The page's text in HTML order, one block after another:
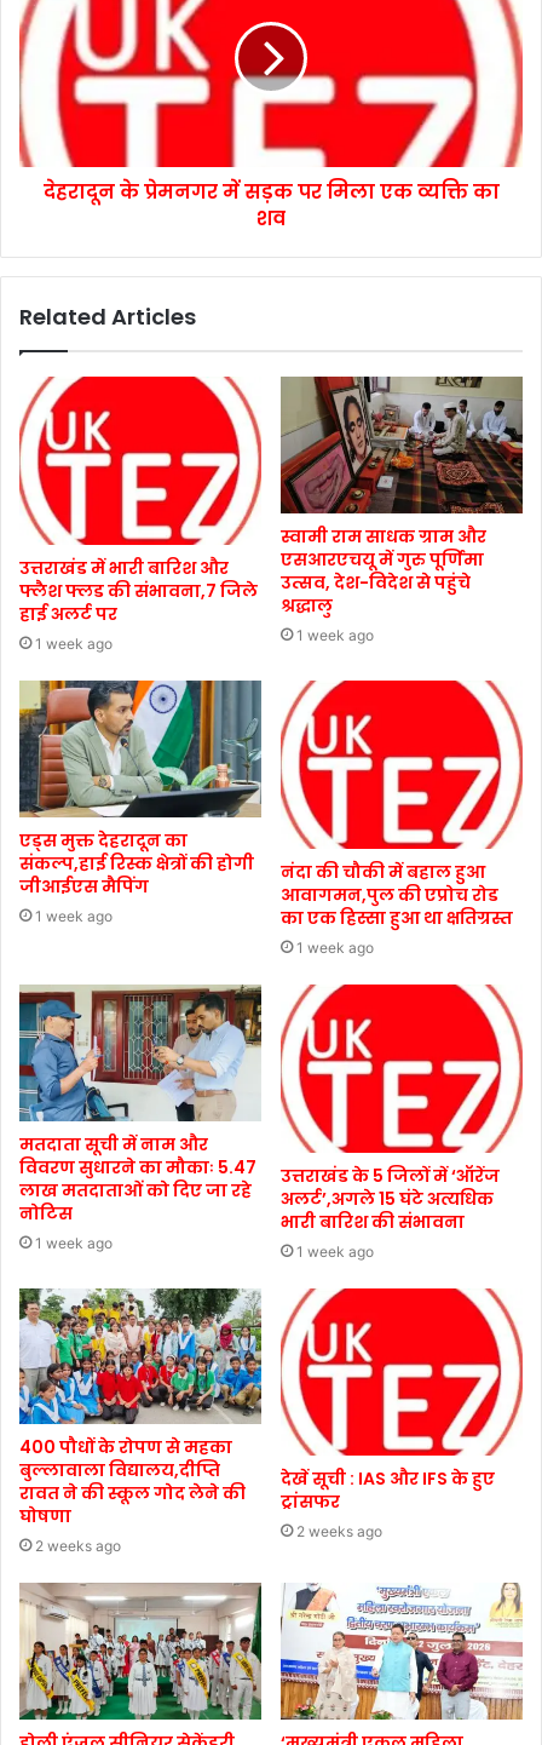
देहरादून के प्रेमनगर में सड़क पर मिला एक व्यक्ति का
शव
Related Articles
उत्तराखंड में भारी बारिश और
फ्लैश फ्लड की संभावना,7 जिले
हाई अलर्ट पर
1 week ago
स्वामी राम साधक ग्राम और
एसआरएचयू में गुरु पूर्णिमा
उत्सव, देश-विदेश से पहुंचे
श्रद्धालु
1 week ago
एड्स मुक्त देहरादून का
संकल्प,हाई रिस्क क्षेत्रों की होगी
जीआईएस मैपिंग
1 week ago
नंदा की चौकी में बहाल हुआ
आवागमन,पुल की एप्रोच रोड
का एक हिस्सा हुआ था क्षतिग्रस्त
1 week ago
मतदाता सूची में नाम और
विवरण सुधारने का मौकाः 5.47
लाख मतदाताओं को दिए जा रहे
नोटिस
1 week ago
उत्तराखंड के 5 जिलों में ‘ऑरेंज
अलर्ट’,अगले 15 घंटे अत्यधिक
भारी बारिश की संभावना
1 week ago
400 पौधों के रोपण से महका
बुल्लावाला विद्यालय,दीप्ति
रावत ने की स्कूल गोद लेने की
घोषणा
2 weeks ago
देखें सूची : IAS और IFS के हुए
ट्रांसफर
2 weeks ago